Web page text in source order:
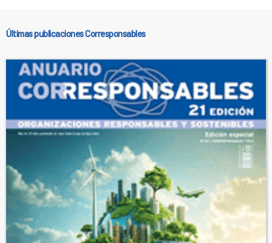
Últimas publicaciones Corresponsables